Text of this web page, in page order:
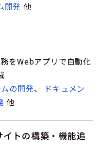
開発 他
をWebアプリで自動化
の開発、
ドキュメン
他
トの構築・機能追